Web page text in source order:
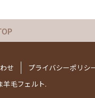
せ
プライバシーポリシ
毛フェルト.